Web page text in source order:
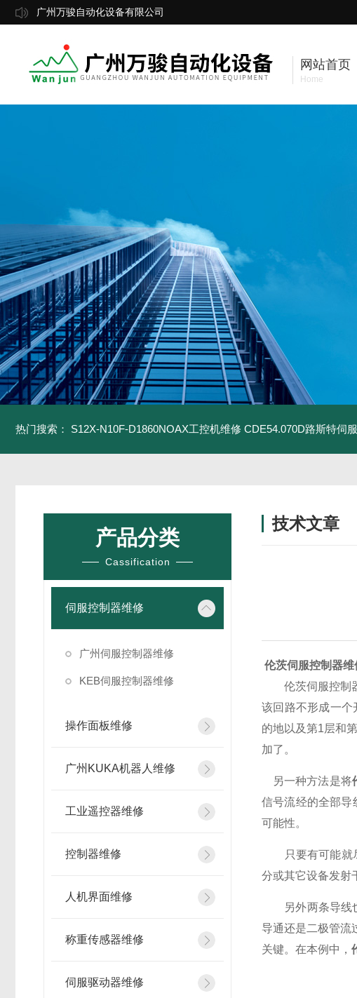
广州万骏自动化设备有限公司
网站首页
Home
热门搜索： S12X-N10F-D1860NOAX工控机维修 CDE54.070D路斯特伺
产品分类
Cassification
伺服控制器维修
广州伺服控制器维修
KEB伺服控制器维修
操作面板维修
广州KUKA机器人维修
工业遥控器维修
控制器维修
人机界面维修
称重传感器维修
伺服驱动器维修
技术文章
伦茨伺服控制器维
伦茨伺服控制器
该回路不形成一个
的地以及第1层和
加了。
另一种方法是将
信号流经的全部导
可能性。
只要有可能就尽
分或其它设备发射
另外两条导线也
导通还是二极管流
关键。在本例中，